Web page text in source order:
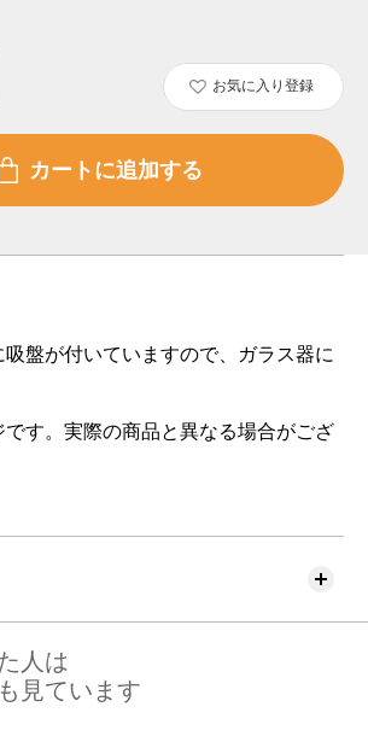
お気に入り登録
盤が付いていますので、ガラス器に
す。実際の商品と異なる場合がござ
人は
見ています